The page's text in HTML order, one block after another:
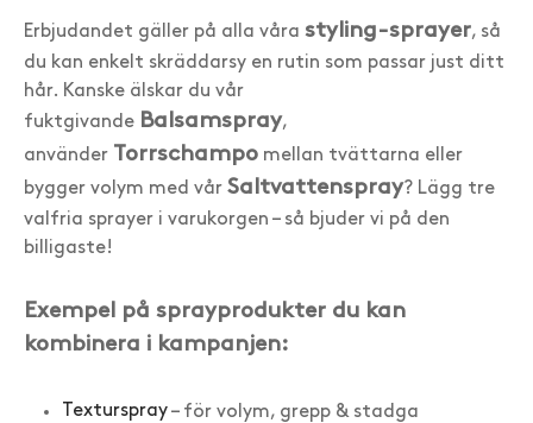
Erbjudandet gäller på alla våra styling-sprayer, så
du kan enkelt skräddarsy en rutin som passar just ditt
hår. Kanske älskar du vår
fuktgivande Balsamspray,
använder Torrschampo mellan tvättarna eller
bygger volym med vår Saltvattenspray? Lägg tre
valfria sprayer i varukorgen – så bjuder vi på den
billigaste!
Exempel på sprayprodukter du kan
kombinera i kampanjen:
Texturspray– för volym, grepp & stadga